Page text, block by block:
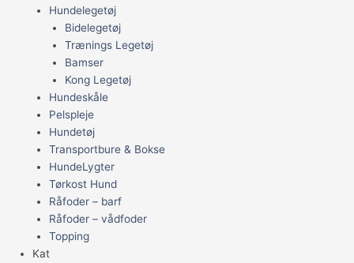
Hundelegetøj
Bidelegetøj
Trænings Legetøj
Bamser
Kong Legetøj
Hundeskåle
Pelspleje
Hundetøj
Transportbure & Bokse
HundeLygter
Tørkost Hund
Råfoder – barf
Råfoder – vådfoder
Topping
Kat